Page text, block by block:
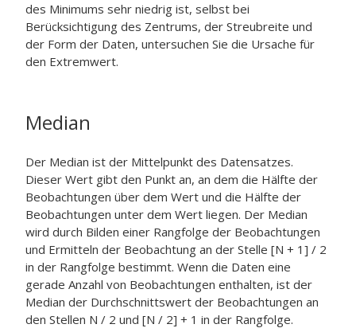
des Minimums sehr niedrig ist, selbst bei
Berücksichtigung des Zentrums, der Streubreite und
der Form der Daten, untersuchen Sie die Ursache für
den Extremwert.
Median
Der Median ist der Mittelpunkt des Datensatzes.
Dieser Wert gibt den Punkt an, an dem die Hälfte der
Beobachtungen über dem Wert und die Hälfte der
Beobachtungen unter dem Wert liegen. Der Median
wird durch Bilden einer Rangfolge der Beobachtungen
und Ermitteln der Beobachtung an der Stelle [N + 1] / 2
in der Rangfolge bestimmt. Wenn die Daten eine
gerade Anzahl von Beobachtungen enthalten, ist der
Median der Durchschnittswert der Beobachtungen an
den Stellen N / 2 und [N / 2] + 1 in der Rangfolge.